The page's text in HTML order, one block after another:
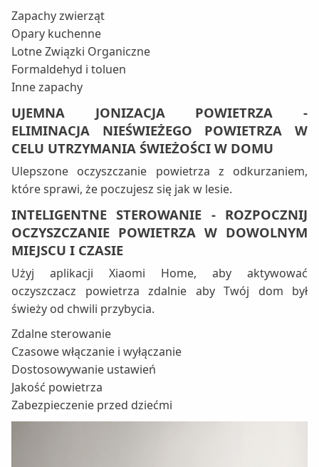
Zapachy zwierząt
Opary kuchenne
Lotne Związki Organiczne
Formaldehyd i toluen
Inne zapachy
UJEMNA JONIZACJA POWIETRZA -
ELIMINACJA NIEŚWIEŻEGO POWIETRZA W
CELU UTRZYMANIA ŚWIEŻOŚCI W DOMU
Ulepszone oczyszczanie powietrza z odkurzaniem,
które sprawi, że poczujesz się jak w lesie.
INTELIGENTNE STEROWANIE - ROZPOCZNIJ
OCZYSZCZANIE POWIETRZA W DOWOLNYM
MIEJSCU I CZASIE
Użyj aplikacji Xiaomi Home, aby aktywować
oczyszczacz powietrza zdalnie aby Twój dom był
świeży od chwili przybycia.
Zdalne sterowanie
Czasowe włączanie i wyłączanie
Dostosowywanie ustawień
Jakość powietrza
Zabezpieczenie przed dziećmi